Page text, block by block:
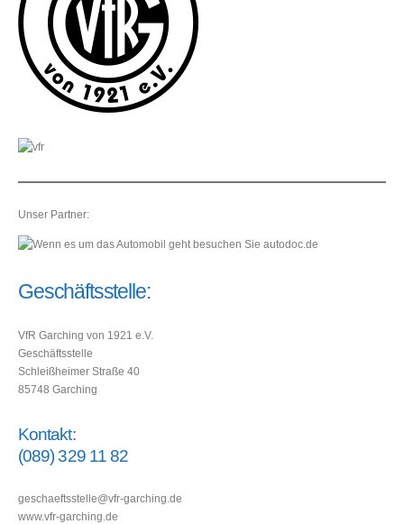
Unser Partner:
Geschäftsstelle:
VfR Garching von 1921 e.V.
Geschäftsstelle
Schleißheimer Straße 40
85748 Garching
Kontakt:
(089) 329 11 82
geschaeftsstelle@vfr-garching.de
www.vfr-garching.de